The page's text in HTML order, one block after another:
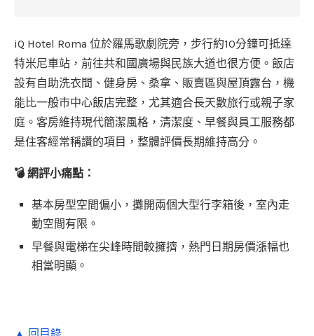
iQ Hotel Roma 位於羅馬歌劇院旁，步行約10分鐘可抵達
特米尼車站，前往共和國廣場與民族大道也很方便。飯店
設有自助洗衣間、健身房、桑拿、販賣區與屋頂露台，機
能比一般市中心飯店完整，尤其適合長天數旅行或親子家
庭。客房維持現代簡潔風格，清潔度、早餐與員工服務都
是住客經常稱讚的項目，整體評價長期維持高分。
💣 網評小痛點：
基本房型空間偏小，攤開兩個大型行李箱後，室內走
動空間有限。
早餐與電梯在尖峰時間較擁擠，熱門日期房價漲幅也
相當明顯。